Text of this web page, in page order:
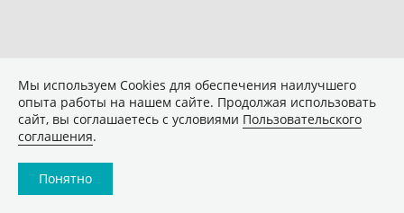
Мы используем Сookies для обеспечения наилучшего
опыта работы на нашем сайте. Продолжая использовать
сайт, вы соглашаетесь с условиями Пользовательского
соглашения.
Понятно